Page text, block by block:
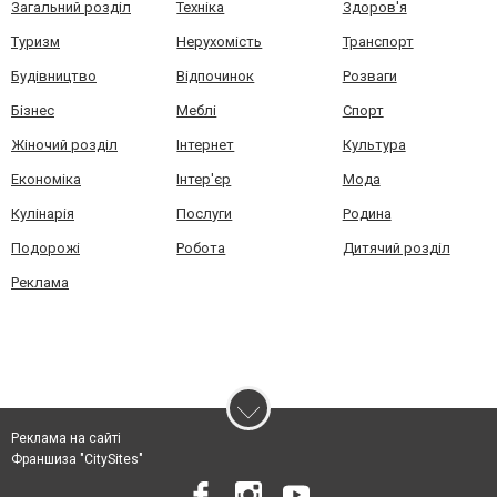
Загальний розділ Техніка Здоров'я
Туризм Нерухомість Транспорт
Будівництво Відпочинок Розваги
Бізнес Меблі Спорт
Жіночий розділ Інтернет Культура
Економіка Інтер'єр Мода
Кулінарія Послуги Родина
Подорожі Робота Дитячий розділ
Реклама
Реклама на сайті
Франшиза "CitySites"